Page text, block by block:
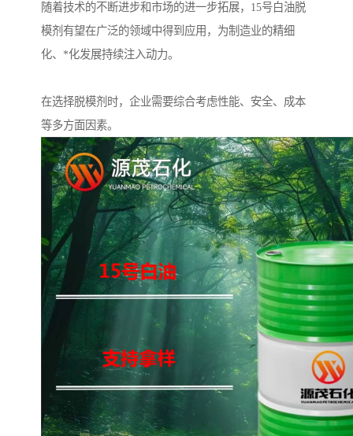
随着技术的不断进步和市场的进一步拓展，15号白油脱
模剂有望在广泛的领域中得到应用，为制造业的精细
化、*化发展持续注入动力。
在选择脱模剂时，企业需要综合考虑性能、安全、成本
等多方面因素。